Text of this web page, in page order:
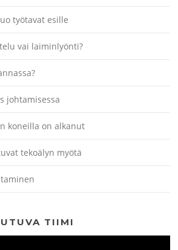
työtavat esille
vai laiminlyönti?
johtamisessa
koneilla on alkanut
tekoälyn myötä
TIIMI